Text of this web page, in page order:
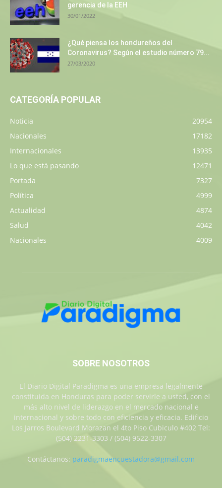
gerencia de la EEH
30/01/2022
¿Qué piensa los hondureños del
Coronavirus? Según el estudio número 79...
27/03/2020
CATEGORÍA POPULAR
Noticia
20954
Nacionales
17182
Internacionales
13935
Lo que está pasando
12471
Portada
7327
Política
4999
Actualidad
4874
Salud
4042
Nacionales
4009
SOBRE NOSOTROS
El Diario Digital Paradigma es una empresa legalmente
constituida en Honduras para poder servirle a usted, con el
más alto nivel de liderazgo en el mercado nacional e
internacional y sobre todo con eficiencia y eficacia. Edificio
Los Jarros Boulevard Morazan el 4to Piso Cubiculo #402 Tel:
(504) 2231-3303 / (504) 9522-3307
Contáctanos: paradigmaencuestadora@gmail.com